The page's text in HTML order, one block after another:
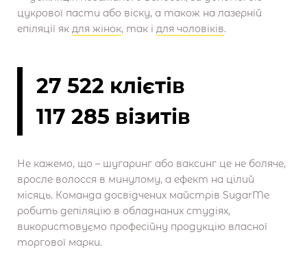
цукрової пасти або віску, а також на лазерній
епіляції як для жінок, так і для чоловіків.
27 522 клієтів
117 285 візитів
Не кажемо, що – шугаринг або ваксинг це не боляче,
вросле волосся в минулому, а ефект на цілий
місяць. Команда досвідчених майстрів SugarMe
робить депіляцію в обладнаних студіях,
використовуємо професійну продукцію власної
торгової марки.